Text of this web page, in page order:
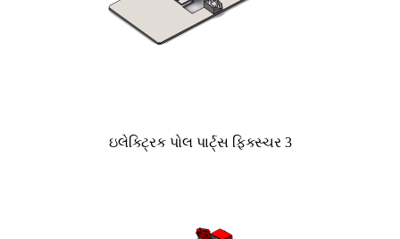
ઇલેક્ટ્રિક પોલ પાર્ટ્સ ફિક્સ્ચર 3